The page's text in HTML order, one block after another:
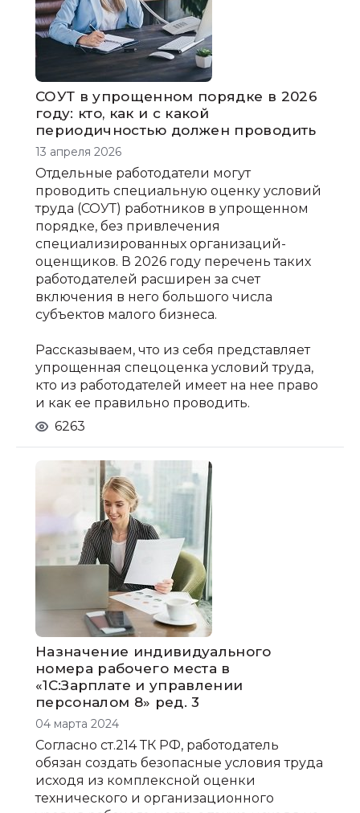
СОУТ в упрощенном порядке в 2026
году: кто, как и с какой
периодичностью должен проводить
13 апреля 2026
Отдельные работодатели могут
проводить специальную оценку условий
труда (СОУТ) работников в упрощенном
порядке, без привлечения
специализированных организаций-
оценщиков. В 2026 году перечень таких
работодателей расширен за счет
включения в него большого числа
субъектов малого бизнеса.
Рассказываем, что из себя представляет
упрощенная спецоценка условий труда,
кто из работодателей имеет на нее право
и как ее правильно проводить.
6263
Назначение индивидуального
номера рабочего места в
«1С:Зарплате и управлении
персоналом 8» ред. 3
04 марта 2024
Согласно ст.214 ТК РФ, работодатель
обязан создать безопасные условия труда
исходя из комплексной оценки
технического и организационного